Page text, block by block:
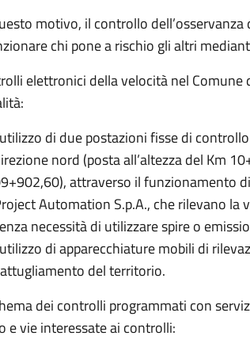
motivo, il controllo
chi pone a rischio gli altri
elettronici della velocità nel
di due postazioni fisse di
nord (posta all’altezza del Km
attraverso il funzionamento
Automation S.p.A., che rilevano
necessità di utilizzare spire o
di apparecchiature mobili di
del territorio.
dei controlli programmati con
e vie interessate ai controlli: